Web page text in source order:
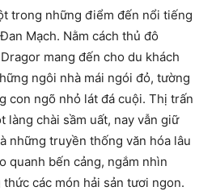
trong những điểm đến nổi tiếng
Mạch. Nằm cách thủ đô
mang đến cho du khách
ngôi nhà mái ngói đỏ, tường
con ngõ nhỏ lát đá cuội. Thị trấn
làng chài sầm uất, nay vẫn giữ
những truyền thống văn hóa lâu
quanh bến cảng, ngắm nhìn
các món hải sản tươi ngon.